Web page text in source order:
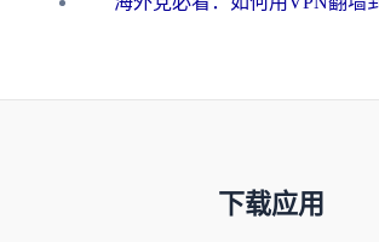
下载应用